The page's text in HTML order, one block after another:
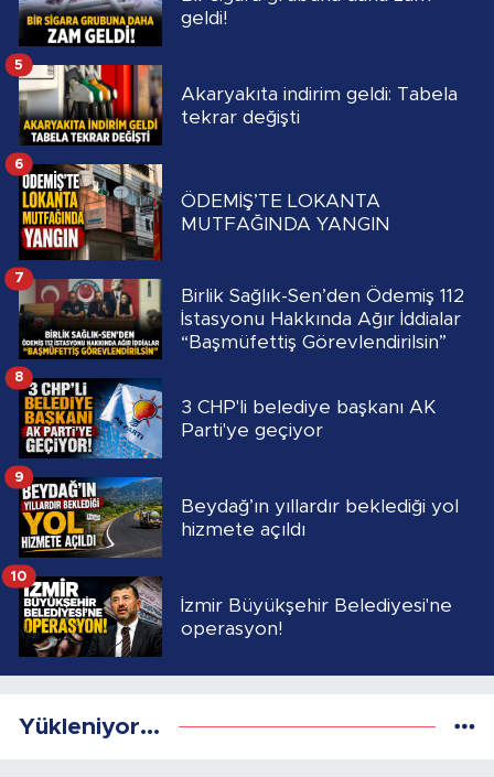
geldi!
Akaryakıta indirim geldi: Tabela
tekrar değişti
5
ÖDEMİŞ’TE LOKANTA
MUTFAĞINDA YANGIN
6
Birlik Sağlık-Sen’den Ödemiş 112
İstasyonu Hakkında Ağır İddialar
“Başmüfettiş Görevlendirilsin”
7
3 CHP'li belediye başkanı AK
Parti'ye geçiyor
8
Beydağ’ın yıllardır beklediği yol
hizmete açıldı
9
İzmir Büyükşehir Belediyesi'ne
operasyon!
10
Yükleniyor...